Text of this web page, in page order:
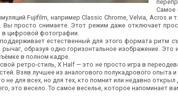
Самое
Fujifilm, например Classic Chrome, Velvia, Acros
Вы просто снимаете. Этот режим даже отключает
цифровой фотографии.
естественный для этого формата ритм
образуя одно горизонтальное изображение.
в полном кадре.
ретро-стиль, X Half — это не просто игра в
Взяв лучшее из аналогового полукадрового
не для всех, но для тех, кто помнит или недавно
это весело. То самое веселье, которое напоминает